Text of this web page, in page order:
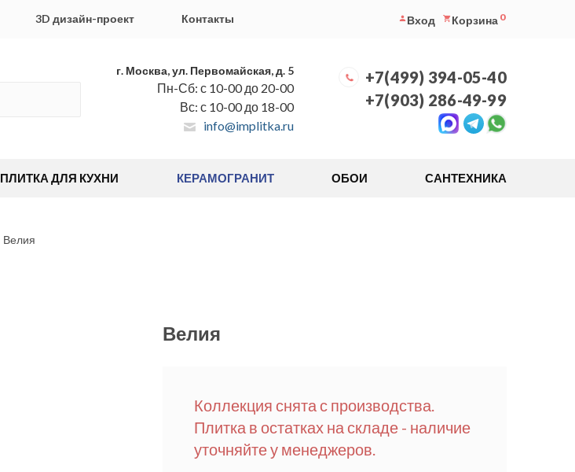
3D дизайн-проект Контакты Вход Корзина 0
г. Москва, ул. Первомайская, д. 5
Пн-Сб: с 10-00 до 20-00
Вс: с 10-00 до 18-00
info@implitka.ru
+7(499) 394-05-40
+7(903) 286-49-99
ПЛИТКА ДЛЯ КУХНИ КЕРАМОГРАНИТ ОБОИ САНТЕХНИКА
Велия
Велия
Коллекция снята с производства.
Плитка в остатках на складе - наличие
уточняйте у менеджеров.